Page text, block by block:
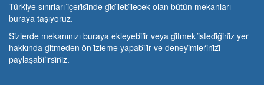
Türki̇ye sınırları i̇çeri̇si̇nde gi̇di̇lebi̇lecek olan bütün mekanları
buraya taşıyoruz.
Si̇zlerde mekanınızı buraya ekleyebi̇li̇r veya gi̇tmek i̇stedi̇ği̇ni̇z yer
hakkında gi̇tmeden ön i̇zleme yapabi̇li̇r ve deneyi̇mleri̇ni̇zi̇
paylaşabi̇li̇rsi̇ni̇z.